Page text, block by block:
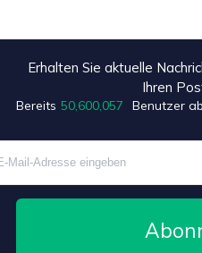
Erhalten Sie aktuelle
Ihren
Bereits 50,600,057 Benutzer
+2